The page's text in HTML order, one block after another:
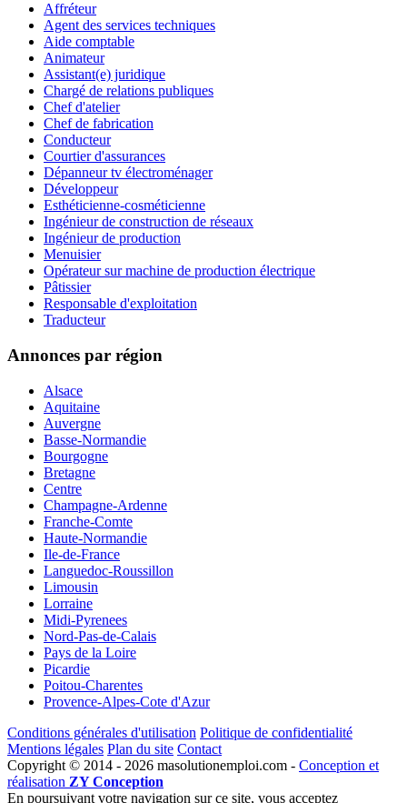
Affréteur
Agent des services techniques
Aide comptable
Animateur
Assistant(e) juridique
Chargé de relations publiques
Chef d'atelier
Chef de fabrication
Conducteur
Courtier d'assurances
Dépanneur tv électroménager
Développeur
Esthéticienne-cosméticienne
Ingénieur de construction de réseaux
Ingénieur de production
Menuisier
Opérateur sur machine de production électrique
Pâtissier
Responsable d'exploitation
Traducteur
Annonces par région
Alsace
Aquitaine
Auvergne
Basse-Normandie
Bourgogne
Bretagne
Centre
Champagne-Ardenne
Franche-Comte
Haute-Normandie
Ile-de-France
Languedoc-Roussillon
Limousin
Lorraine
Midi-Pyrenees
Nord-Pas-de-Calais
Pays de la Loire
Picardie
Poitou-Charentes
Provence-Alpes-Cote d'Azur
Conditions générales d'utilisation Politique de confidentialité
Mentions légales Plan du site Contact
Copyright © 2014 - 2026 masolutionemploi.com - Conception et
réalisation ZY Conception
En poursuivant votre navigation sur ce site, vous acceptez